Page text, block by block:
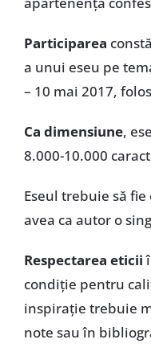
Participarea
a unui eseu pe
– 10 mai 2017,
Ca dimensiune,
8.000-10.000
Eseul trebuie să
avea ca autor o
Respectarea eticii
condiție pentru
inspirație trebuie
note sau în